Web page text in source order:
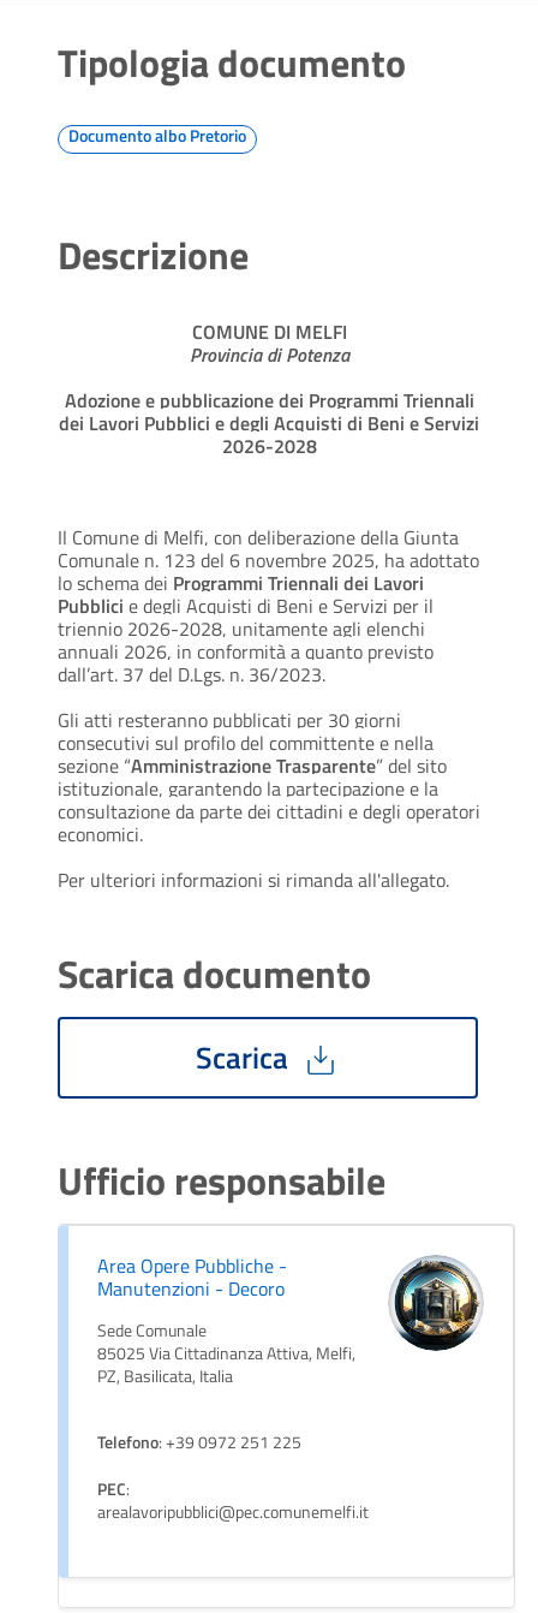
Tipologia documento
Documento albo Pretorio
Descrizione
COMUNE DI MELFI
Provincia di Potenza
Adozione e pubblicazione dei Programmi Triennali
dei Lavori Pubblici e degli Acquisti di Beni e Servizi
2026-2028
Il Comune di Melfi, con deliberazione della Giunta
Comunale n. 123 del 6 novembre 2025, ha adottato
lo schema dei Programmi Triennali dei Lavori
Pubblici e degli Acquisti di Beni e Servizi per il
triennio 2026-2028, unitamente agli elenchi
annuali 2026, in conformità a quanto previsto
dall’art. 37 del D.Lgs. n. 36/2023.
Gli atti resteranno pubblicati per 30 giorni
consecutivi sul profilo del committente e nella
sezione “Amministrazione Trasparente” del sito
istituzionale, garantendo la partecipazione e la
consultazione da parte dei cittadini e degli operatori
economici.
Per ulteriori informazioni si rimanda all'allegato.
Scarica documento
Scarica
Ufficio responsabile
Area Opere Pubbliche -
Manutenzioni - Decoro
Sede Comunale
85025 Via Cittadinanza Attiva, Melfi,
PZ, Basilicata, Italia
Telefono: +39 0972 251 225
PEC:
arealavoripubblici@pec.comunemelfi.it